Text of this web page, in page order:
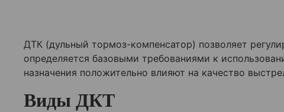
ДТК (дульный тормоз-компенсатор) позволяет
определяется базовыми требованиями к
назначения положительно влияют на качество
Виды ДКТ